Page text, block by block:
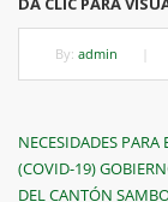
By: admin
de
Previous
Post
NECESIDADES
(COVID-19)
DEL CANTÓN